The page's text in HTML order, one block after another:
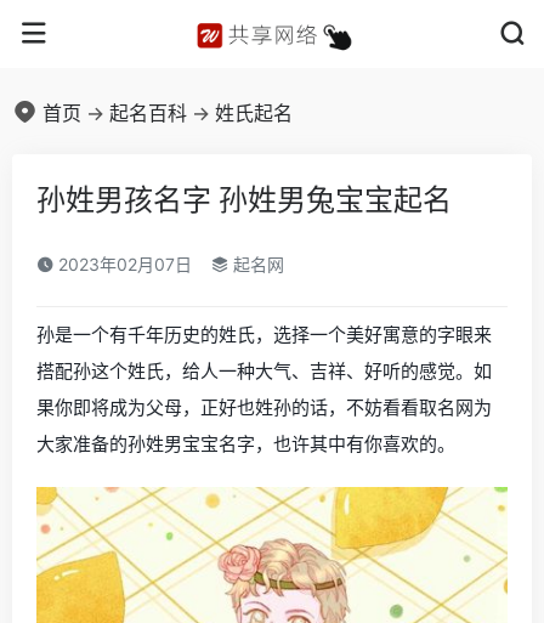
首页 -> 起名百科 -> 姓氏起名
孙姓男孩名字 孙姓男兔宝宝起名
2023年02月07日 起名网
孙是一个有千年历史的姓氏，选择一个美好寓意的字眼来
搭配孙这个姓氏，给人一种大气、吉祥、好听的感觉。如
果你即将成为父母，正好也姓孙的话，不妨看看取名网为
大家准备的孙姓男宝宝名字，也许其中有你喜欢的。